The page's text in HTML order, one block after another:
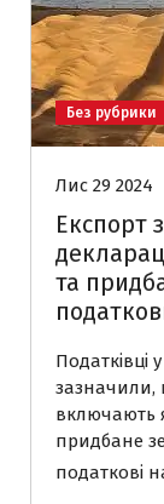
Без рубрики
Лис 29 2024
Експорт
та
Податківці
зазначили,
включають
придбане
податкові